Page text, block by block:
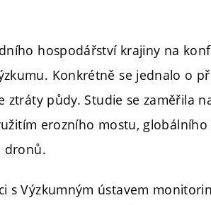
hospodářství krajiny na
Konkrétně se jednalo o
půdy. Studie se zaměřila
erozního mostu, globálního
dronů.
s Výzkumným ústavem